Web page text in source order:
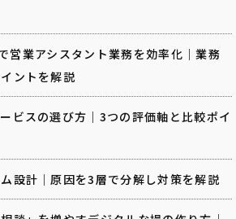
業アシスタント業務を効率化｜業務
ントを解説
ビスの選び方｜3つの評価軸と比較ポイ
設計｜原因を3層で分解し対策を解説